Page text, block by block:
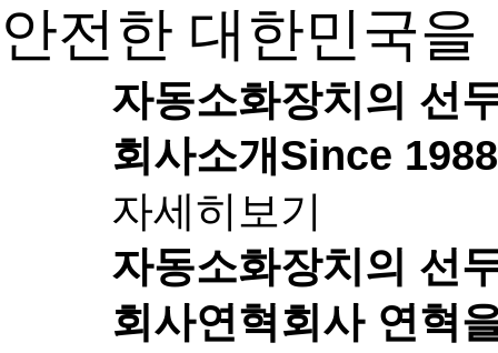
안전한 대한민국
자동소화장치의 선
회사소개Since
자세히보기
자동소화장치의 선
회사연혁회사 연혁